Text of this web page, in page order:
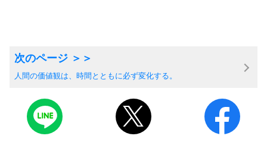
人間の価値観は、時間とともに必ず変化する。